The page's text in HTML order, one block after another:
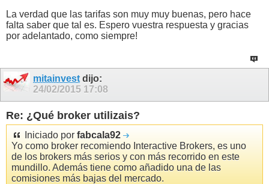
La verdad que las tarifas son muy muy buenas, pero hace
falta saber que tal es. Espero vuestra respuesta y gracias
por adelantado, como siempre!
mitainvest dijo:
24/02/2015 17:08
Re: ¿Qué broker utilizais?
Iniciado por fabcala92
Yo como broker recomiendo Interactive Brokers, es uno
de los brokers más serios y con más recorrido en este
mundillo. Además tiene como añadido una de las
comisiones más bajas del mercado.